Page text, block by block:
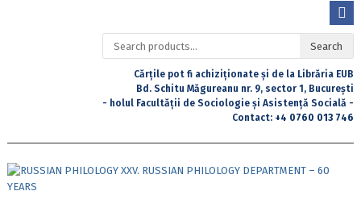
Search
for:
Search
Cărțile pot fi achiziționate și de la Librăria EUB
Bd. Schitu Măgureanu nr. 9, sector 1, București
- holul Facultății de Sociologie și Asistență Socială -
Contact: +4 0760 013 746